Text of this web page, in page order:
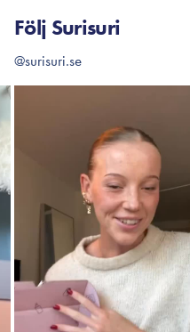
Följ Surisuri
@surisuri.se